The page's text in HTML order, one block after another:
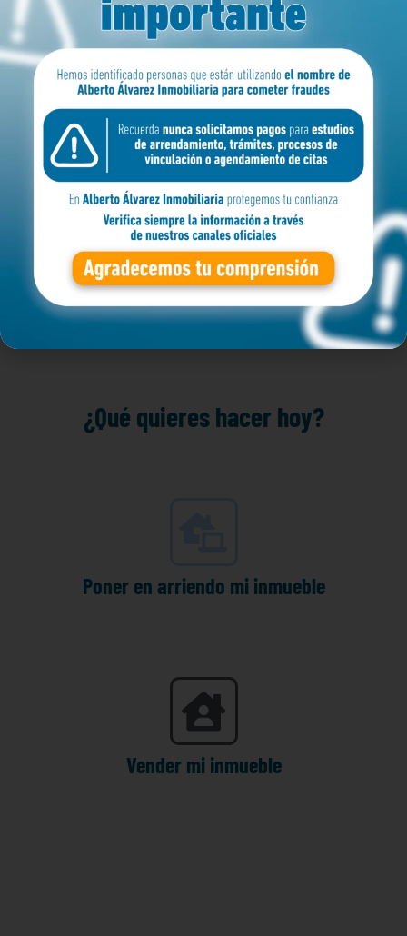
ZONA
BARRIO
APARTAMENTO
Filtro avanzado Buscar
¿Qué quieres hacer hoy?
Poner en arriendo mi inmueble
Vender mi inmueble